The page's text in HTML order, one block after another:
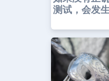
测试，会发